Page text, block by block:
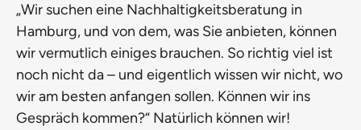
„Wir suchen eine Nachhaltigkeitsberatung in
Hamburg, und von dem, was Sie anbieten, können
wir vermutlich einiges brauchen. So richtig viel ist
noch nicht da – und eigentlich wissen wir nicht, wo
wir am besten anfangen sollen. Können wir ins
Gespräch kommen?“ Natürlich können wir!